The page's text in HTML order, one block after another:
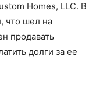
Homes, LLC. В
что шел на
продавать
долги за ее